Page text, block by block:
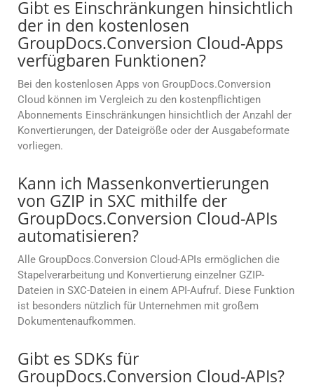
Gibt es Einschränkungen hinsichtlich
der in den kostenlosen
GroupDocs.Conversion Cloud-Apps
verfügbaren Funktionen?
Bei den kostenlosen Apps von GroupDocs.Conversion
Cloud können im Vergleich zu den kostenpflichtigen
Abonnements Einschränkungen hinsichtlich der Anzahl der
Konvertierungen, der Dateigröße oder der Ausgabeformate
vorliegen.
Kann ich Massenkonvertierungen
von GZIP in SXC mithilfe der
GroupDocs.Conversion Cloud-APIs
automatisieren?
Alle GroupDocs.Conversion Cloud-APIs ermöglichen die
Stapelverarbeitung und Konvertierung einzelner GZIP-
Dateien in SXC-Dateien in einem API-Aufruf. Diese Funktion
ist besonders nützlich für Unternehmen mit großem
Dokumentenaufkommen.
Gibt es SDKs für
GroupDocs.Conversion Cloud-APIs?